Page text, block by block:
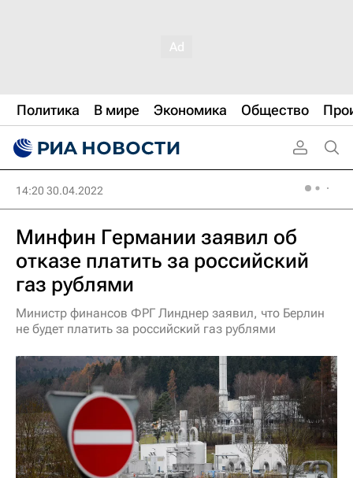
Политика В мире Экономика Общество
14:20 30.04.2022
Минфин Германии заявил об
отказе платить за российский
газ рублями
Министр финансов ФРГ Линднер заявил, что Берлин
не будет платить за российский газ рублями